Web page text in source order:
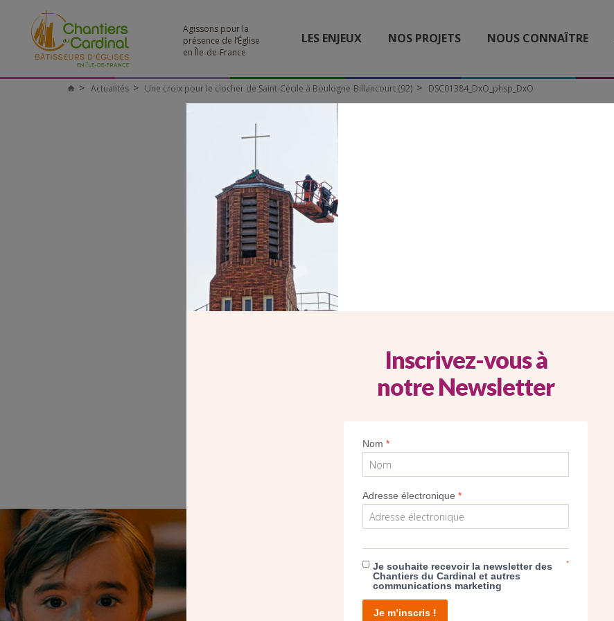
Agissons pour la
présence de l’Église
en Île-de-France
LES ENJEUX NOS PROJETS NOUS CONNAÎTRE
Chantiers
Actualités Une croix pour le clocher de Saint-Cécile à Boulogne-Billancourt (92) DSC01384_DxO_phsp_DxO
DSC01384_DXO_PHSP_DXO
Inscrivez-vous à
notre Newsletter
Nom*
Adresse électronique*
Je souhaite recevoir la newsletter des
Chantiers du Cardinal et autres
communications marketing
*
Je m’inscris !